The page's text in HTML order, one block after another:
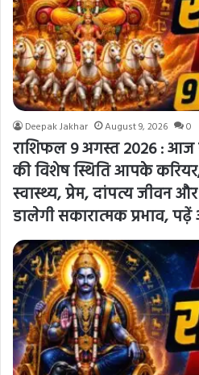
Deepak Jakhar August 9, 2026 0
राशिफल 9 अगस्त 2026 : आज
की विशेष स्थिति आपके करियर,
स्वास्थ्य, प्रेम, दांपत्य जीवन
डालेगी सकारात्मक प्रभाव,